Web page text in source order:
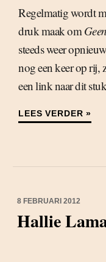
Regelmatig wordt
druk maak om
steeds weer
nog een keer op rij,
een link naar dit
LEES VERDER »
8 FEBRUARI 2012
Hallie